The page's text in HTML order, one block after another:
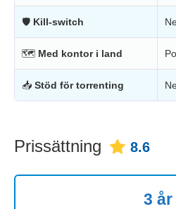
🛡 Kill-switch
🗺 Med kontor i land
📥 Stöd för torrenting
Prissättning 8.6
3 år